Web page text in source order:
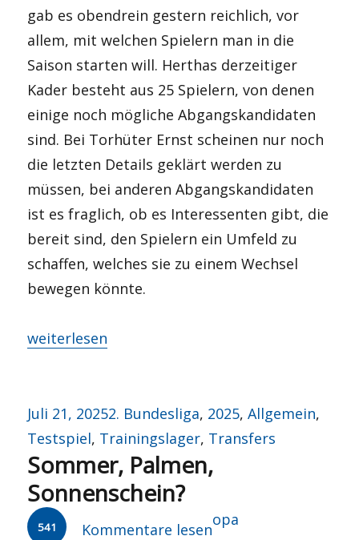
gab es obendrein gestern reichlich, vor
allem, mit welchen Spielern man in die
Saison starten will. Herthas derzeitiger
Kader besteht aus 25 Spielern, von denen
einige noch mögliche Abgangskandidaten
sind. Bei Torhüter Ernst scheinen nur noch
die letzten Details geklärt werden zu
müssen, bei anderen Abgangskandidaten
ist es fraglich, ob es Interessenten gibt, die
bereit sind, den Spielern ein Umfeld zu
schaffen, welches sie zu einem Wechsel
bewegen könnte.
„Mit dem Schattenkad(av)er auf die Hüpfburg?“
weiterlesen
Veröffentlicht
am
Juli 21, 2025Kategorien
2. Bundesliga, 2025,Allgemein,
Testspiel, Trainingslager, Transfers
Sommer, Palmen,
Sonnenschein?
541 Kommentare lesen
Autor
opa